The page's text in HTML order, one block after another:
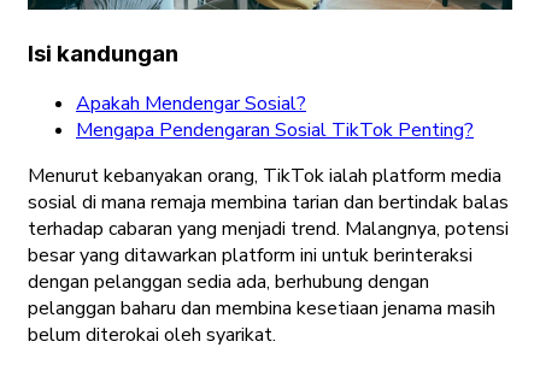
Isi kandungan
Apakah Mendengar Sosial?
Mengapa Pendengaran Sosial TikTok Penting?
Menurut kebanyakan orang, TikTok ialah platform media
sosial di mana remaja membina tarian dan bertindak balas
terhadap cabaran yang menjadi trend. Malangnya, potensi
besar yang ditawarkan platform ini untuk berinteraksi
dengan pelanggan sedia ada, berhubung dengan
pelanggan baharu dan membina kesetiaan jenama masih
belum diterokai oleh syarikat.